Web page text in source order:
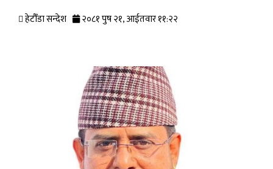
हेटौँडा सन्देश २०८१ पुष २१, आईतवार ११:२२